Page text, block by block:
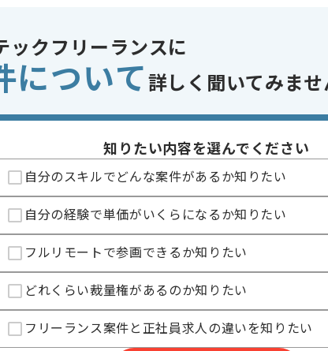
参画実績あり , 長期プロジェクト
きます。
ですので、
ご提案も差し上げる場合がございます。
極的に導入し、
出来る環境でございます。
期的に参画されたい方にオススメの案件です。
ックフリーランスに
について 詳しく聞いてみませ
知りたい内容を選んでください
自分のスキルでどんな案件があるか知りたい
自分の経験で単価がいくらになるか知りたい
フルリモートで参画できるか知りたい
どれくらい裁量権があるのか知りたい
フリーランス案件と正社員求人の違いを知りたい